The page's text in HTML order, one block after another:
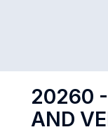
20260 -
AND